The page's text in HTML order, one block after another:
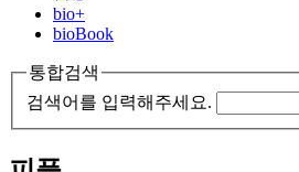
bio+
bioBook
통합검색
검색어를 입력해주세요.